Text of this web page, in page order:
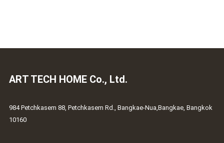
ART TECH HOME Co., Ltd.
984 Petchkasem 88, Petchkasem Rd., Bangkae-Nua,Bangkae, Bangkok
10160